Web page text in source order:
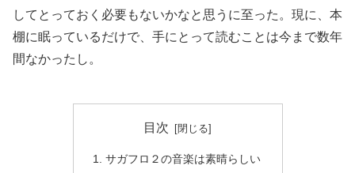
してとっておく必要もないかなと思うに至った。現に、本
棚に眠っているだけで、手にとって読むことは今まで数年
間なかったし。
目次
サガフロ２の音楽は素晴らしい